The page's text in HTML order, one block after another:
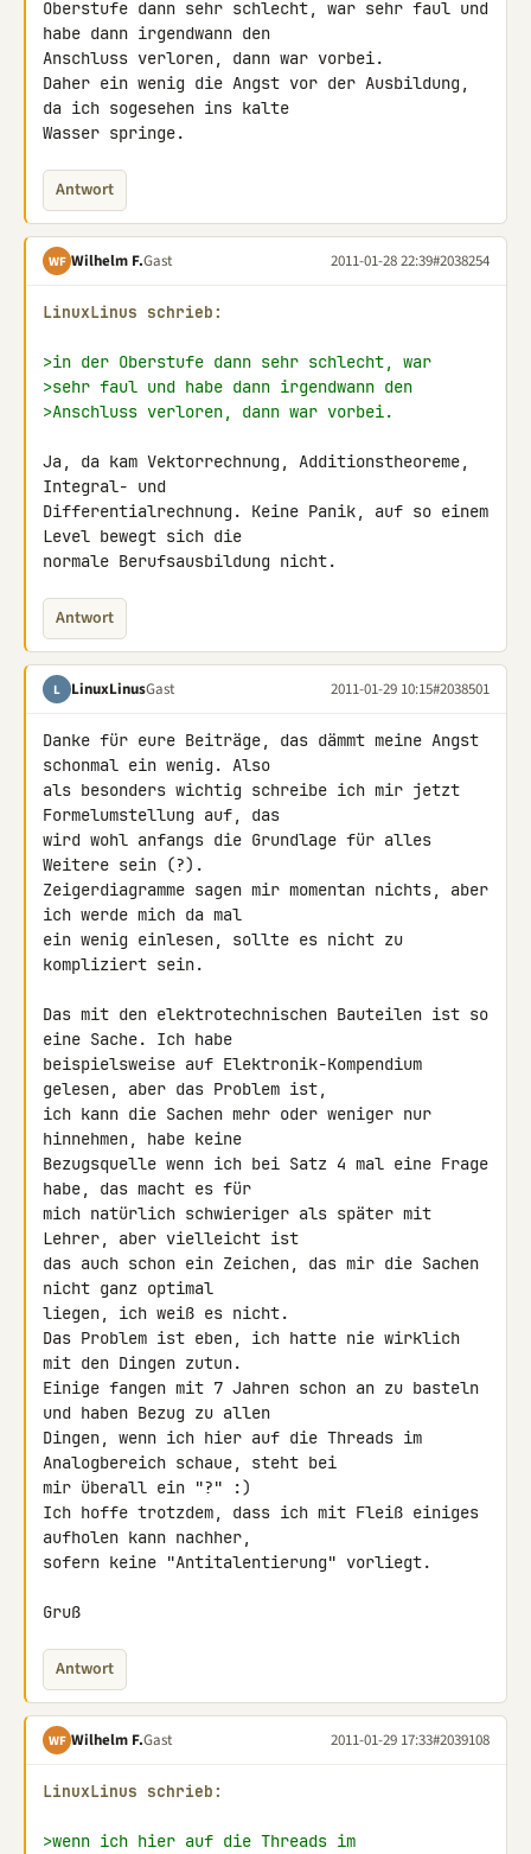
Oberstufe dann sehr schlecht, war sehr faul und
habe dann irgendwann den
Anschluss verloren, dann war vorbei.
Daher ein wenig die Angst vor der Ausbildung,
da ich sogesehen ins kalte
Wasser springe.
Antwort
WF Wilhelm F.Gast 2011-01-28 22:39#2038254
LinuxLinus schrieb:
>in der Oberstufe dann sehr schlecht, war
>sehr faul und habe dann irgendwann den
>Anschluss verloren, dann war vorbei.
Ja, da kam Vektorrechnung, Additionstheoreme,
Integral- und
Differentialrechnung. Keine Panik, auf so einem
Level bewegt sich die
normale Berufsausbildung nicht.
Antwort
L LinuxLinusGast 2011-01-29 10:15#2038501
Danke für eure Beiträge, das dämmt meine Angst
schonmal ein wenig. Also
als besonders wichtig schreibe ich mir jetzt
Formelumstellung auf, das
wird wohl anfangs die Grundlage für alles
Weitere sein (?).
Zeigerdiagramme sagen mir momentan nichts, aber
ich werde mich da mal
ein wenig einlesen, sollte es nicht zu
kompliziert sein.
Das mit den elektrotechnischen Bauteilen ist so
eine Sache. Ich habe
beispielsweise auf Elektronik-Kompendium
gelesen, aber das Problem ist,
ich kann die Sachen mehr oder weniger nur
hinnehmen, habe keine
Bezugsquelle wenn ich bei Satz 4 mal eine Frage
habe, das macht es für
mich natürlich schwieriger als später mit
Lehrer, aber vielleicht ist
das auch schon ein Zeichen, das mir die Sachen
nicht ganz optimal
liegen, ich weiß es nicht.
Das Problem ist eben, ich hatte nie wirklich
mit den Dingen zutun.
Einige fangen mit 7 Jahren schon an zu basteln
und haben Bezug zu allen
Dingen, wenn ich hier auf die Threads im
Analogbereich schaue, steht bei
mir überall ein "?" :)
Ich hoffe trotzdem, dass ich mit Fleiß einiges
aufholen kann nachher,
sofern keine "Antitalentierung" vorliegt.
Gruß
Antwort
WF Wilhelm F.Gast 2011-01-29 17:33#2039108
LinuxLinus schrieb:
>wenn ich hier auf die Threads im